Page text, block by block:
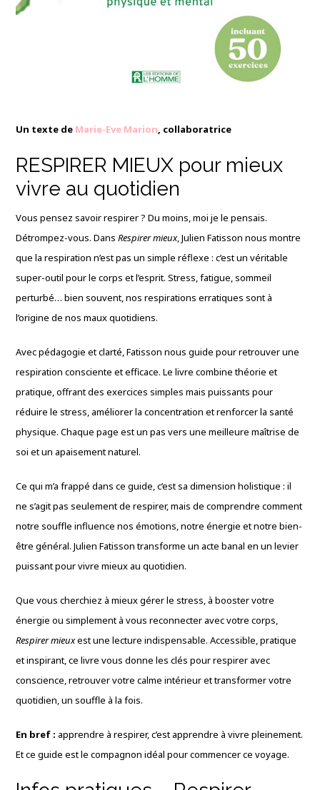
Un texte de Marie-Eve Marion, collaboratrice
RESPIRER MIEUX pour mieux
vivre au quotidien
Vous pensez savoir respirer ? Du moins, moi je le pensais.
Détrompez-vous. DansRespirer mieux, Julien Fatisson nous montre
que la respiration n’est pas un simple réflexe : c’est un véritable
super-outil pour le corps et l’esprit. Stress, fatigue, sommeil
perturbé… bien souvent, nos respirations erratiques sont à
l’origine de nos maux quotidiens.
Avec pédagogie et clarté, Fatisson nous guide pour retrouver une
respiration consciente et efficace. Le livre combine théorie et
pratique, offrant des exercices simples mais puissants pour
réduire le stress, améliorer la concentration et renforcer la santé
physique. Chaque page est un pas vers une meilleure maîtrise de
soi et un apaisement naturel.
Ce qui m’a frappé dans ce guide, c’est sa dimension holistique : il
ne s’agit pas seulement de respirer, mais de comprendre comment
notre souffle influence nos émotions, notre énergie et notre bien-
être général. Julien Fatisson transforme un acte banal en un levier
puissant pour vivre mieux au quotidien.
Que vous cherchiez à mieux gérer le stress, à booster votre
énergie ou simplement à vous reconnecter avec votre corps,
Respirer mieuxest une lecture indispensable. Accessible, pratique
et inspirant, ce livre vous donne les clés pour respirer avec
conscience, retrouver votre calme intérieur et transformer votre
quotidien, un souffle à la fois.
En bref : apprendre à respirer, c’est apprendre à vivre pleinement.
Et ce guide est le compagnon idéal pour commencer ce voyage.